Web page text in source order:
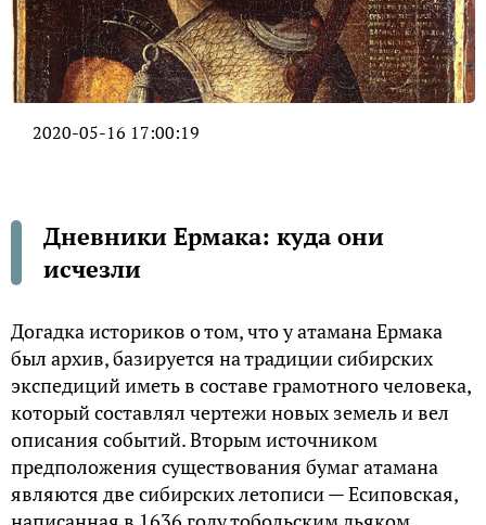
2020-05-16 17:00:19
Дневники Ермака: куда они
исчезли
Догадка историков о том, что у атамана Ермака
был архив, базируется на традиции сибирских
экспедиций иметь в составе грамотного человека,
который составлял чертежи новых земель и вел
описания событий. Вторым источником
предположения существования бумаг атамана
являются две сибирских летописи — Есиповская,